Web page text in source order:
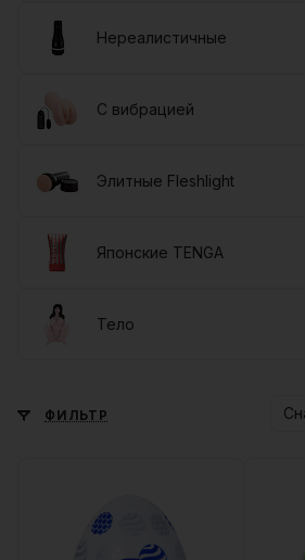
Нереалистичные
С вибрацией
Элитные Fleshlight
Японские TENGA
Тело
ФИЛЬТР